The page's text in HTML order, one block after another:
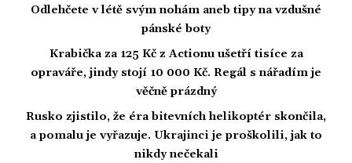
Odlehčete v létě svým nohám aneb tipy na vzdušné
pánské boty
Krabička za 125 Kč z Actionu ušetří tisíce za
opraváře, jindy stojí 10 000 Kč. Regál s nářadím je
věčně prázdný
Rusko zjistilo, že éra bitevních helikoptér skončila,
a pomalu je vyřazuje. Ukrajinci je proškolili, jak to
nikdy nečekali